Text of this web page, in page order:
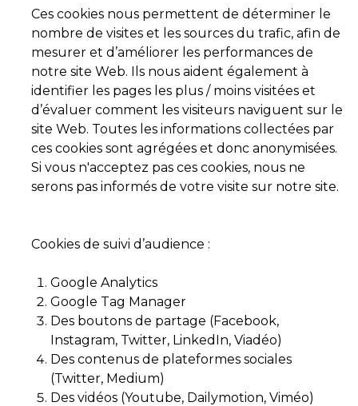
Ces cookies nous permettent de déterminer le
nombre de visites et les sources du trafic, afin de
mesurer et d’améliorer les performances de
notre site Web. Ils nous aident également à
identifier les pages les plus / moins visitées et
d’évaluer comment les visiteurs naviguent sur le
site Web. Toutes les informations collectées par
ces cookies sont agrégées et donc anonymisées.
Si vous n'acceptez pas ces cookies, nous ne
serons pas informés de votre visite sur notre site.
Cookies de suivi d’audience :
Google Analytics
Google Tag Manager
Des boutons de partage (Facebook,
Instagram, Twitter, LinkedIn, Viadéo)
Des contenus de plateformes sociales
(Twitter, Medium)
Des vidéos (Youtube, Dailymotion, Viméo)